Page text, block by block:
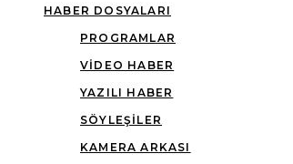
HABER DOSYALARI
PROGRAMLAR
VIDEO HABER
YAZILI HABER
SÖYLEŞILER
KAMERA ARKASI